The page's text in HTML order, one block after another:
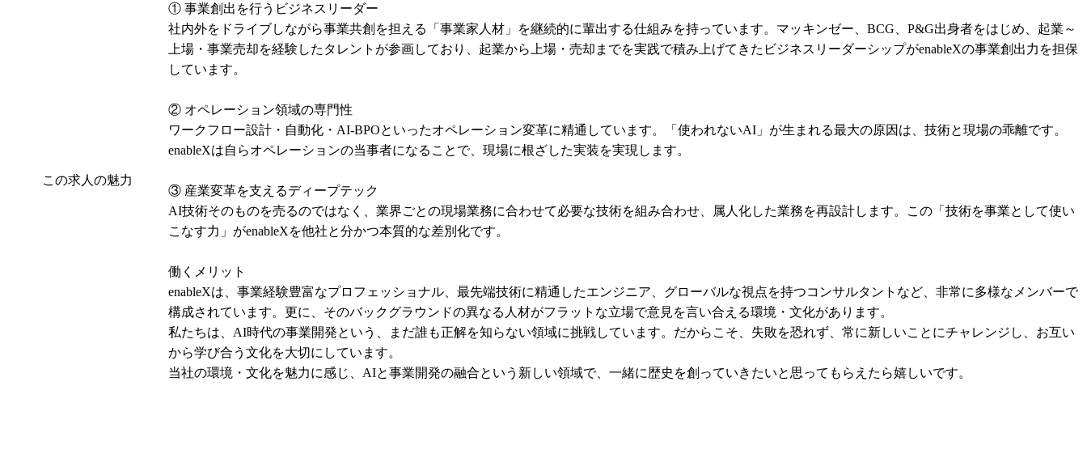
この求人の魅力
① 事業創出を行うビジネスリーダー
社内外をドライブしながら事業共創を担える「事業家人材」を継続的に輩出する仕組みを持っています。マッキンゼー、BCG、P&G出身者をはじめ、起業～
上場・事業売却を経験したタレントが参画しており、起業から上場・売却までを実践で積み上げてきたビジネスリーダーシップがenableXの事業創出力を担保
しています。
② オペレーション領域の専門性
ワークフロー設計・自動化・AI-BPOといったオペレーション変革に精通しています。「使われないAI」が生まれる最大の原因は、技術と現場の乖離です。
enableXは自らオペレーションの当事者になることで、現場に根ざした実装を実現します。
③ 産業変革を支えるディープテック
AI技術そのものを売るのではなく、業界ごとの現場業務に合わせて必要な技術を組み合わせ、属人化した業務を再設計します。この「技術を事業として使い
こなす力」がenableXを他社と分かつ本質的な差別化です。
働くメリット
enableXは、事業経験豊富なプロフェッショナル、最先端技術に精通したエンジニア、グローバルな視点を持つコンサルタントなど、非常に多様なメンバーで
構成されています。更に、そのバックグラウンドの異なる人材がフラットな立場で意見を言い合える環境・文化があります。
私たちは、AI時代の事業開発という、まだ誰も正解を知らない領域に挑戦しています。だからこそ、失敗を恐れず、常に新しいことにチャレンジし、お互い
から学び合う文化を大切にしています。